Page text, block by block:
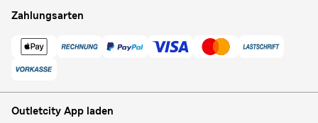
Zahlungsarten
Outletcity App laden